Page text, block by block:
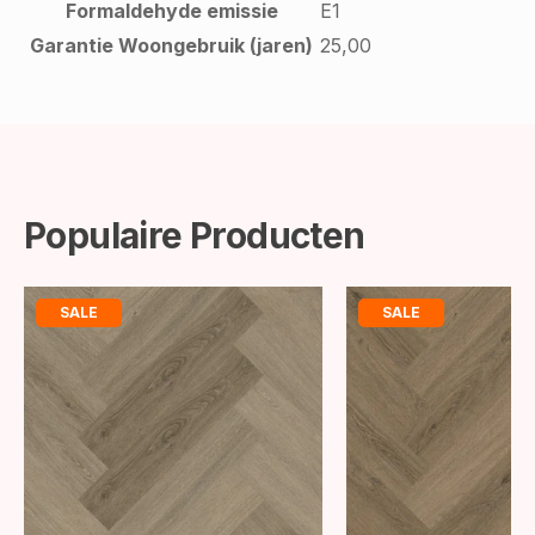
Formaldehyde emissie
E1
Garantie Woongebruik (jaren) 25,00
Populaire Producten
SALE SALE